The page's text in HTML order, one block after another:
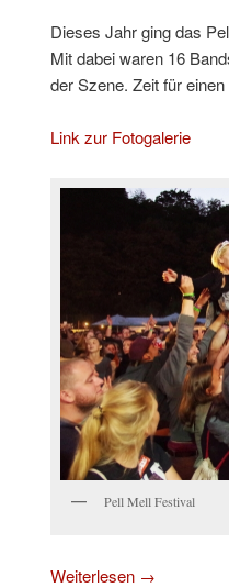
Dieses Jahr ging das
Mit dabei waren 16
der Szene. Zeit für
Link zur Fotogalerie
Pell Mell Festival
Weiterlesen →